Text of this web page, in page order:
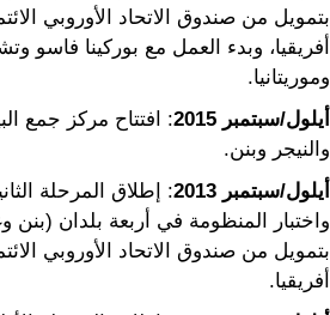
بتمويل من صندوق الاتحاد الأوروبي
أفريقيا، وبدء العمل مع بوركينا فاسو
وموريتانيا.
أيلول/سبتمبر 2015: افتتاح مركز جمع
والنيجر وبنن.
أيلول/سبتمبر 2013
واختبار المنظومة في أربعة بلدان (بنن
بتمويل من صندوق الاتحاد الأوروبي
أفريقيا.